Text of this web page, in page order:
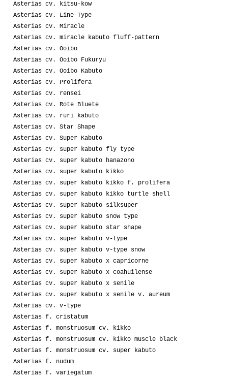
Asterias cv. kitsu-kow
Asterias cv. Line-Type
Asterias cv. Miracle
Asterias cv. miracle kabuto fluff-pattern
Asterias cv. Ooibo
Asterias cv. Ooibo Fukuryu
Asterias cv. Ooibo Kabuto
Asterias cv. Prolifera
Asterias cv. rensei
Asterias cv. Rote Bluete
Asterias cv. ruri kabuto
Asterias cv. Star Shape
Asterias cv. Super Kabuto
Asterias cv. super kabuto fly type
Asterias cv. super kabuto hanazono
Asterias cv. super kabuto kikko
Asterias cv. super kabuto kikko f. prolifera
Asterias cv. super kabuto kikko turtle shell
Asterias cv. super kabuto silksuper
Asterias cv. super kabuto snow type
Asterias cv. super kabuto star shape
Asterias cv. super kabuto v-type
Asterias cv. super kabuto v-type snow
Asterias cv. super kabuto x capricorne
Asterias cv. super kabuto x coahuilense
Asterias cv. super kabuto x senile
Asterias cv. super kabuto x senile v. aureum
Asterias cv. v-type
Asterias f. cristatum
Asterias f. monstruosum cv. kikko
Asterias f. monstruosum cv. kikko muscle black
Asterias f. monstruosum cv. super kabuto
Asterias f. nudum
Asterias f. variegatum